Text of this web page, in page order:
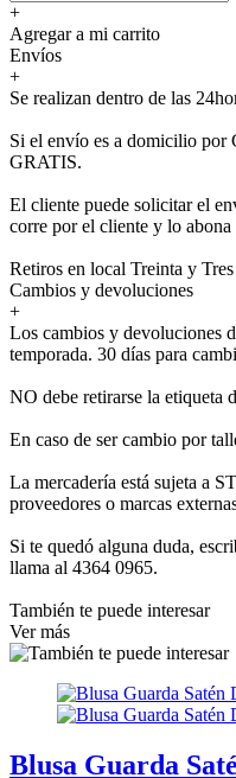
+
Agregar a mi carrito
Envíos
+
Se realizan dentro de las
Si el envío es a domicilio por
GRATIS.
El cliente puede solicitar el
corre por el cliente y lo
Retiros en local Treinta y
Cambios y devoluciones
+
Los cambios y devoluciones
temporada. 30 días para
NO debe retirarse la etiqueta
En caso de ser cambio por
La mercadería está sujeta a
proveedores o marcas
Si te quedó alguna duda,
llama al 4364 0965.
También te puede interesar
Ver más
Blusa Guarda